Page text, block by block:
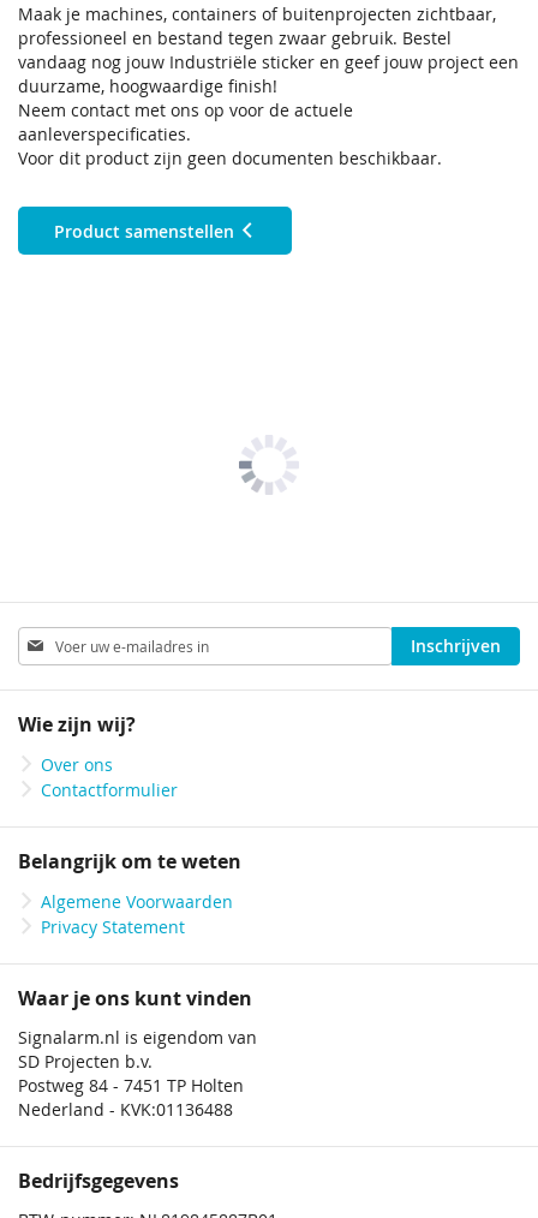
Maak je machines, containers of buitenprojecten zichtbaar,
professioneel en bestand tegen zwaar gebruik. Bestel
vandaag nog jouw Industriële sticker en geef jouw project een
duurzame, hoogwaardige finish!
Neem contact met ons op voor de actuele
aanleverspecificaties.
Voor dit product zijn geen documenten beschikbaar.
Product samenstellen
Abonneer
u
op
nieuwsbrief
Inschrijven
Wie zijn wij?
Over ons
Contactformulier
Belangrijk om te weten
Algemene Voorwaarden
Privacy Statement
Waar je ons kunt vinden
Signalarm.nl is eigendom van
SD Projecten b.v.
Postweg 84 - 7451 TP Holten
Nederland - KVK:01136488
Bedrijfsgegevens